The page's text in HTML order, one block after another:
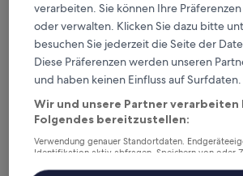
Verdiene Prämien für jede
wahrgenommene
Mehr sparen mit Preisen für
Überprüfe die Preise für diese
verarbeiten. Sie können Ihre
oder verwalten. Klicken Sie dazu bitte
besuchen Sie jederzeit die Seite der
Diese Präferenzen werden unseren
und haben keinen Einfluss auf Surfdaten.
Wir und unsere Partner verarbeiten
Folgendes bereitzustellen:
Verwendung genauer Standortdaten.
Identifikation aktiv abfragen. Speichern von oder